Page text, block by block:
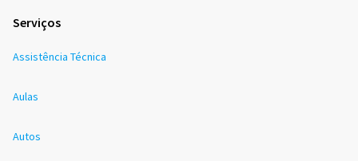
Serviços
Assistência Técnica
Aulas
Autos